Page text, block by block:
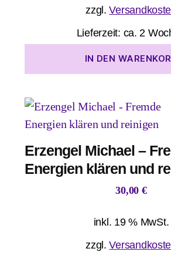
zzgl.
Lieferzeit: ca. 2
IN DEN
Erzengel Michael –
Energien klären und
30,00 €
inkl. 19 % MwSt.
zzgl.